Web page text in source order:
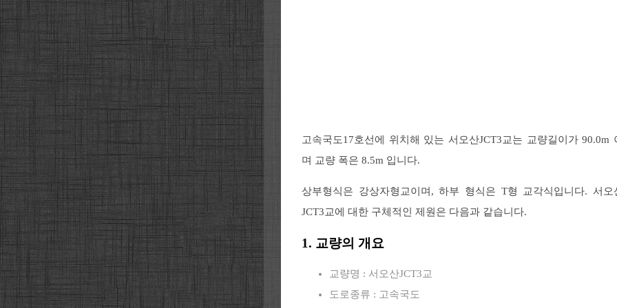
고속국도17호선에 위치해 있는 서오산JCT3교는 교량길이가 90.0m
며 교량 폭은 8.5m 입니다.
상부형식은 강상자형교이며, 하부 형식은 T형 교각식입니다. 서오
JCT3교에 대한 구체적인 제원은 다음과 같습니다.
1. 교량의 개요
교량명 : 서오산JCT3교
도로종류 : 고속국도